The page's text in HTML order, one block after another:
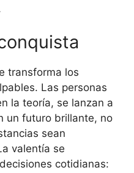
transforma los
Las personas
la teoría, se lanzan a
un futuro brillante, no
sean
valentía se
cotidianas: